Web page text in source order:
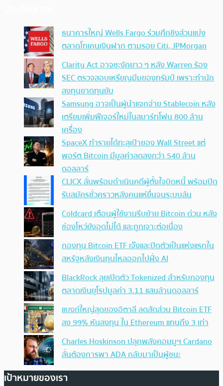
ธนาคารใหญ่ Wells Fargo ร่วมศึกชิงส่วนแบ่ง
ตลาดโทเคนเงินฝาก ตามรอย Citi, JPMorgan
Clarity Act อาจชะงักยาว ๆ หลัง Warren ร้อง
SEC ตรวจสอบเหรียญมีมของทรัมป์ เพราะทำนัก
ลงทุนขาดทุนยับ
Samsung อาจเป็นผู้นำแจกจ่าย Stablecoin หลัง
เตรียมเพิ่มฟีเจอร์ใหม่ในสมาร์ทโฟน 800 ล้าน
เครื่อง
SpaceX ทำรายได้ทะลุเป้าของ Wall Street แต่
พอร์ต Bitcoin มีมูลค่าลดลงกว่า 540 ล้าน
ดอลลาร์
CLICX ลั่นพร้อมดำเนินคดีผู้ตั้งใจบิดหนี้ พร้อมปิด
รับสมัครชั่วคราวหลังคนแห่ยื่นจนระบบล้น
Coldcard เตือนผู้ใช้งานรีบย้าย Bitcoin ด่วน หลัง
ช่องโหว่ยังอุดไม่ได้ และถูกเจาะต่อเนื่อง
กองทุน Bitcoin ETF เจ๊งและปิดตัวเป็นแห่งแรกใน
สหรัฐหลังเงินทุนไหลออกไปฝั่ง AI
BlackRock ลุยเปิดตัว Tokenized สำหรับกองทุน
ตลาดเงินยุโรปมูลค่า 3.11 แสนล้านดอลลาร์
แบงก์ใหญ่สุดของอิตาลี ลดสัดส่วน Bitcoin ETF
ลง 99% หันลงทุน ใน Ethereum แทนถึง 3 เท่า
Charles Hoskinson ปลุกพลังคอมมูฯ Cardano
ลั่นต้องการพา ADA กลับมาเป็นผู้ชนะ
เป้าหมายของเรา